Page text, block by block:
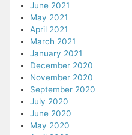
June 2021
May 2021
April 2021
March 2021
January 2021
December 2020
November 2020
September 2020
July 2020
June 2020
May 2020